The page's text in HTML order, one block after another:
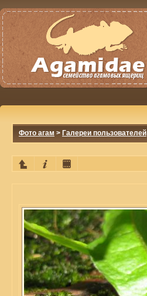
Фото агам > Галереи пользователей